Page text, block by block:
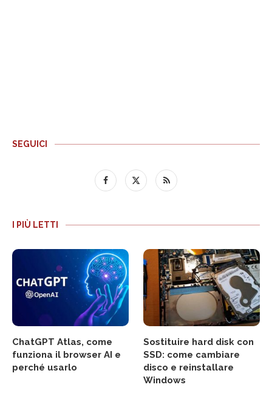
SEGUICI
I PIÙ LETTI
ChatGPT Atlas, come
funziona il browser AI e
perché usarlo
Sostituire hard disk con
SSD: come cambiare
disco e reinstallare
Windows